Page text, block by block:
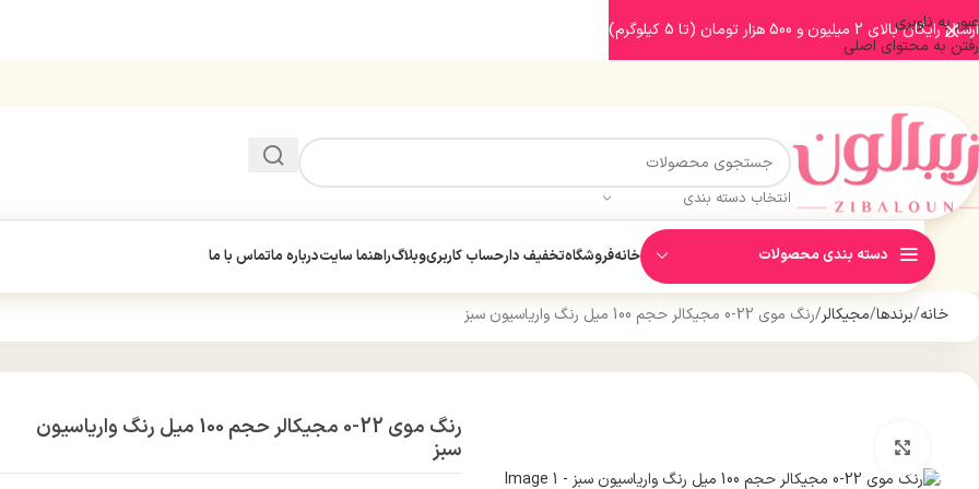
عبور به ناوبری
رفتن به محتوای اصلی
انتخاب دسته بندی
دسته بندی محصولات خانهفروشگاهتخفیف دارحساب کاربریوبلاگراهنما سایتدرباره ماتماس با ما
خانه برندها مجیکالر رنگ موی 22-0 مجیکالر حجم 100 میل رنگ واریاسیون سبز
رنگ موی 22-0 مجیکالر حجم 100 میل رنگ واریاسیون
سبز
ارسال رایگان بالای 2 میلیون و 500 هزار تومان (تا 5 کیلوگرم)